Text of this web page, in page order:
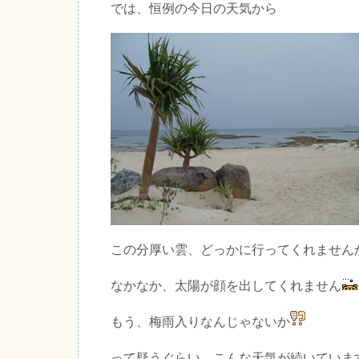
では、恒例の今日の天気から
この分厚い雲、どっかに行ってくれません
なかなか、太陽が顔を出してくれません
もう、梅雨入りなんじゃないか